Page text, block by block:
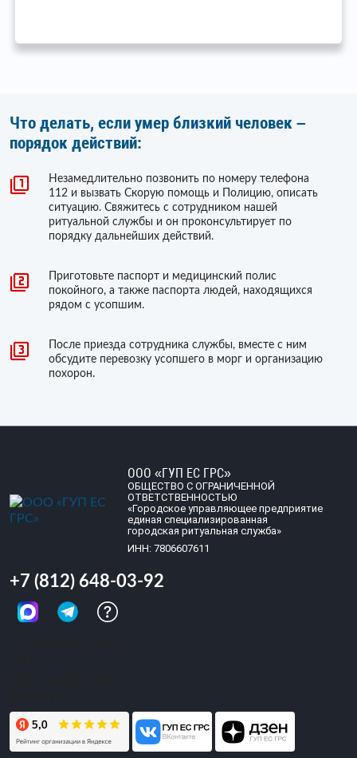
Что делать, если умер близкий человек –
порядок действий:
Незамедлительно позвонить по номеру телефона
112 и вызвать Скорую помощь и Полицию, описать
ситуацию. Свяжитесь с сотрудником нашей
ритуальной службы и он проконсультирует по
порядку дальнейших действий.
Приготовьте паспорт и медицинский полис
покойного, а также паспорта людей, находящихся
рядом с усопшим.
После приезда сотрудника службы, вместе с ним
обсудите перевозку усопшего в морг и организацию
похорон.
ООО «ГУП ЕС ГРС»
ОБЩЕСТВО С ОГРАНИЧЕННОЙ
ОТВЕТСТВЕННОСТЬЮ
«Городское управляющее предприятие
единая специализированная
городская ритуальная служба»
ИНН: 7806607611
+7 (812) 648-03-92